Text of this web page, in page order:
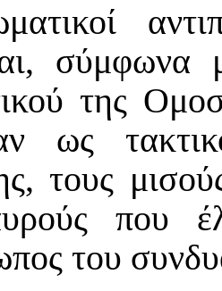
της
ως
τους
που
του